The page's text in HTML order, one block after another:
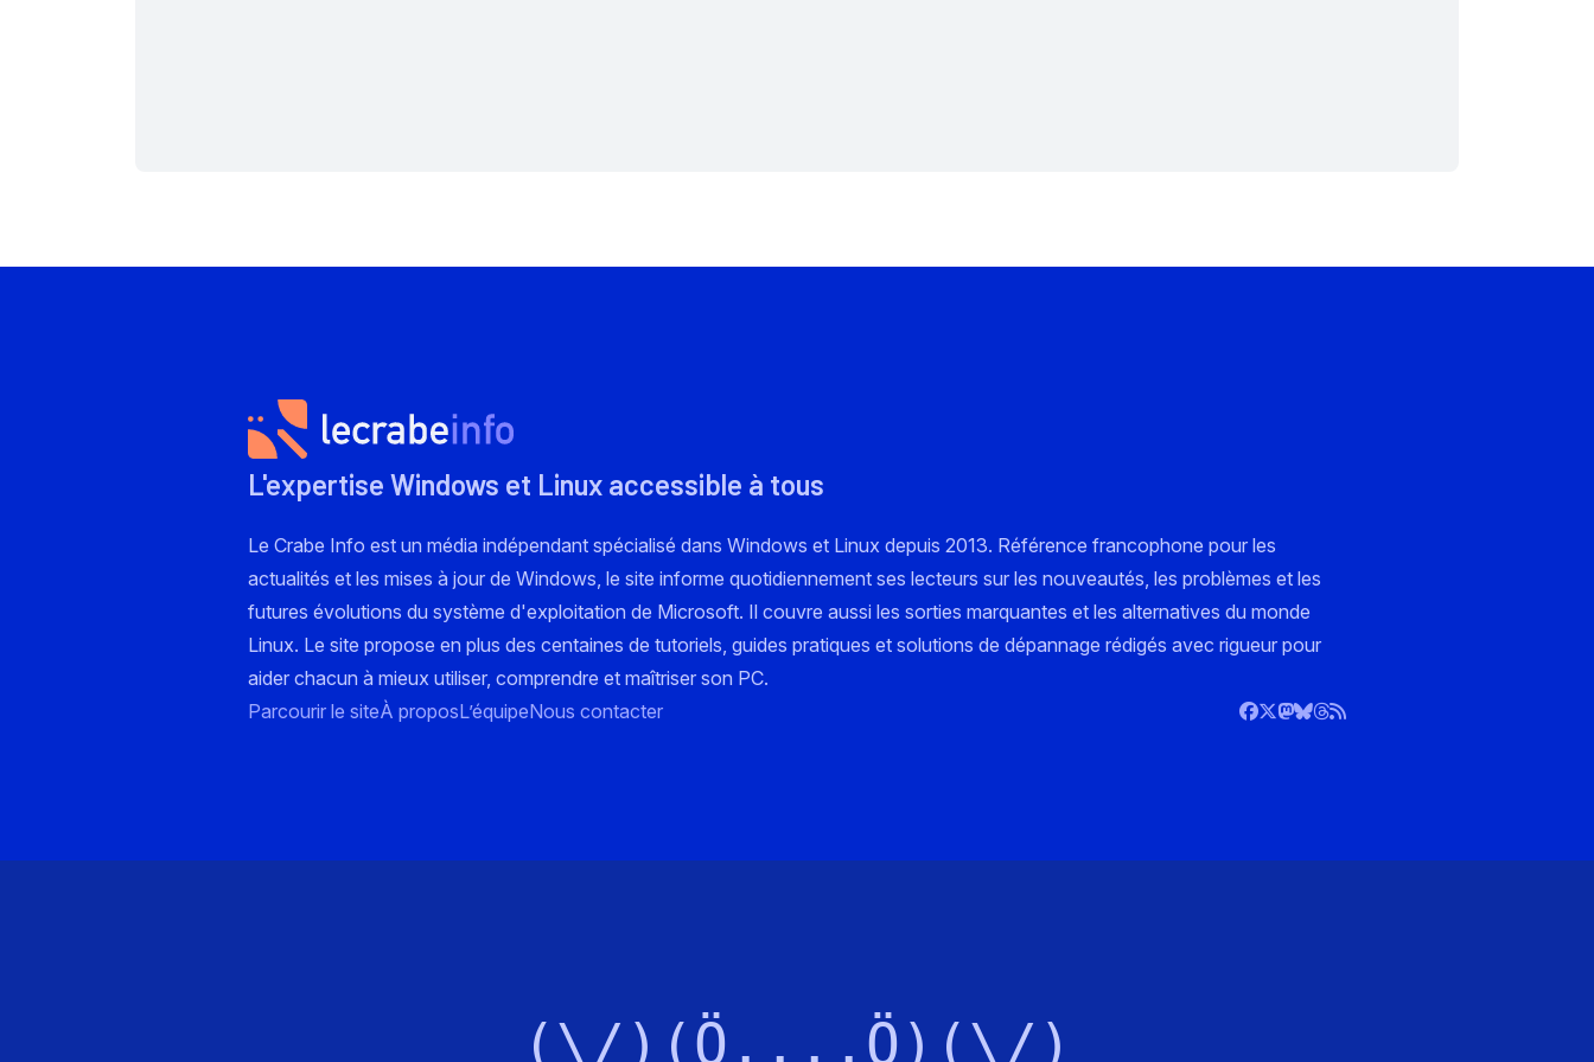
L'expertise Windows et Linux accessible à tous
Le Crabe Info est un média indépendant spécialisé dans Windows et Linux depuis 2013. Référence francophone pour les
actualités et les mises à jour de Windows, le site informe quotidiennement ses lecteurs sur les nouveautés, les problèmes et les
futures évolutions du système d'exploitation de Microsoft. Il couvre aussi les sorties marquantes et les alternatives du monde
Linux. Le site propose en plus des centaines de tutoriels, guides pratiques et solutions de dépannage rédigés avec rigueur pour
aider chacun à mieux utiliser, comprendre et maîtriser son PC.
Parcourir le siteÀ proposL’équipeNous contacter
(\/)(Ö,,,,Ö)(\/)